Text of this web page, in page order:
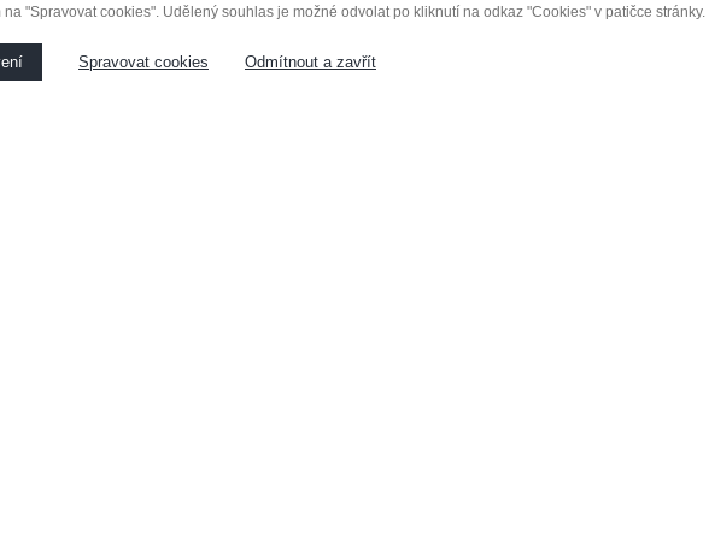
"Spravovat cookies". Udělený souhlas je možné odvolat po kliknutí na odkaz "Cookies" v patičce stránky.
Spravovat cookies Odmítnout a zavřít
NÁBYTEK NA MÍRU